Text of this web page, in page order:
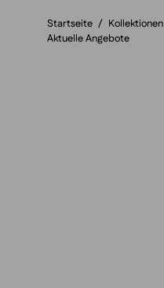
Startseite / Kollektionen
Aktuelle Angebote